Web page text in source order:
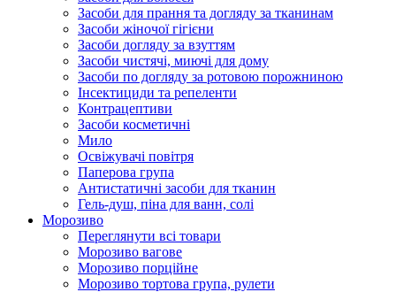
Засоби для прання та догляду за тканинам
Засоби жіночої гігієни
Засоби догляду за взуттям
Засоби чистячі, миючі для дому
Засоби по догляду за ротовою порожниною
Інсектициди та репеленти
Контрацептиви
Засоби косметичні
Мило
Освіжувачі повітря
Паперова група
Антистатичні засоби для тканин
Гель-душ, піна для ванн, солі
Морозиво
Переглянути всі товари
Морозиво вагове
Морозиво порційне
Морозиво тортова група, рулети